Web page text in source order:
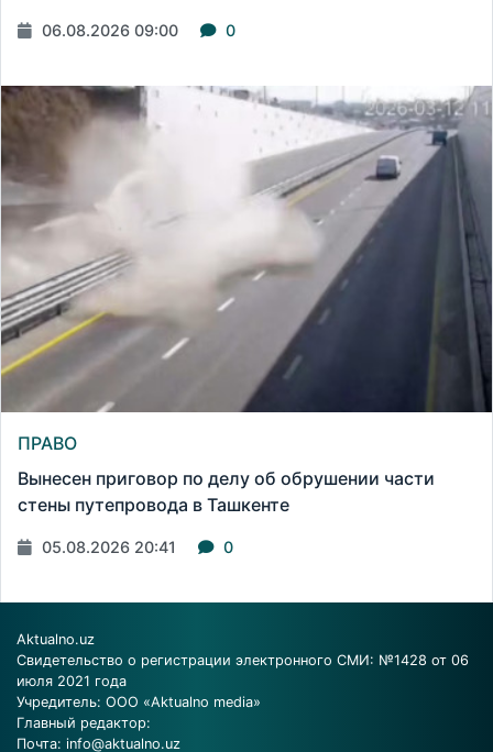
06.08.2026 09:00 0
ПРАВО
Вынесен приговор по делу об обрушении части
стены путепровода в Ташкенте
05.08.2026 20:41 0
Aktualno.uz
Свидетельство о регистрации электронного СМИ: №1428 от 06
июля 2021 года
Учредитель: ООО «Aktualno media»
Главный редактор:
Почта: info@aktualno.uz